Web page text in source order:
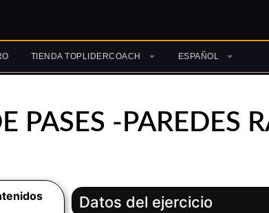
TIENDA TOPLIDERCOACH ESPAÑOL
PASES -PAREDES
Datos del ejercicio